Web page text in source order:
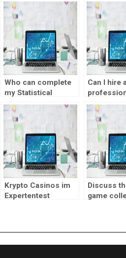
Who can complete
my Statistical
Process Control
assignment within
the deadline?
Can I hire
logistic
analysis
Krypto Casinos im
Expertentest
Discuss
game